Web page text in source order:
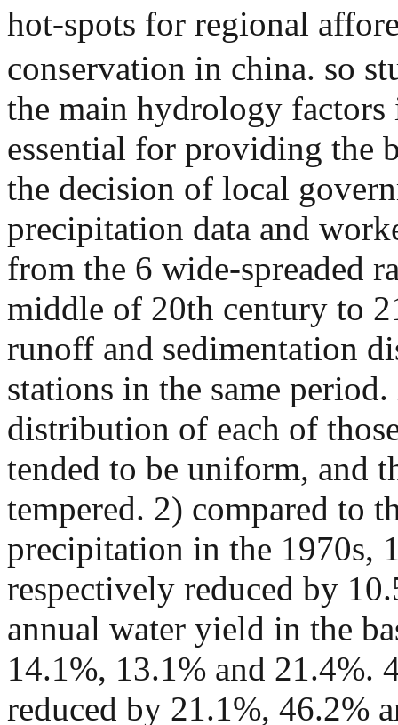
hot-spots for regional
conservation in china. so
the main hydrology
essential for providing the
the decision of local
precipitation data and
from the 6 wide-spreaded
middle of 20th century to
runoff and sedimentation
stations in the same
distribution of each of
tended to be uniform, and
tempered. 2) compared to
precipitation in the 1970s,
respectively reduced by
annual water yield in the
14.1%, 13.1% and 21.4%.
reduced by 21.1%, 46.2%